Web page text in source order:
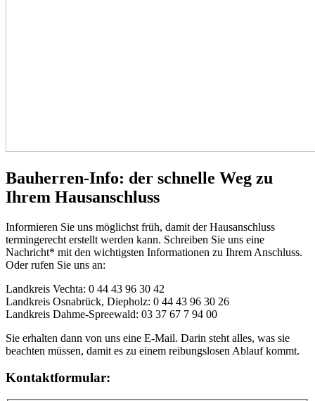
Bauherren-Info: der schnelle Weg zu
Ihrem Hausanschluss
Informieren Sie uns möglichst früh, damit der Hausanschluss
termingerecht erstellt werden kann. Schreiben Sie uns eine
Nachricht* mit den wichtigsten Informationen zu Ihrem Anschluss.
Oder rufen Sie uns an:
Landkreis Vechta: 0 44 43 96 30 42
Landkreis Osnabrück, Diepholz: 0 44 43 96 30 26
Landkreis Dahme-Spreewald: 03 37 67 7 94 00
Sie erhalten dann von uns eine E-Mail. Darin steht alles, was sie
beachten müssen, damit es zu einem reibungslosen Ablauf kommt.
Kontaktformular: